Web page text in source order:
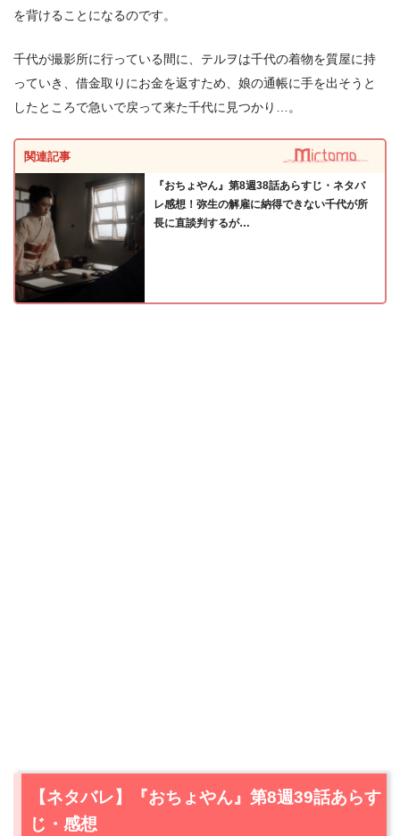
を背けることになるのです。
千代が撮影所に行っている間に、テルヲは千代の着物を質屋に持
っていき、借金取りにお金を返すため、娘の通帳に手を出そうと
したところで急いで戻って来た千代に見つかり…。
関連記事
『おちょやん』第8週38話あらすじ・ネタバ
レ感想！弥生の解雇に納得できない千代が所
長に直談判するが…
【ネタバレ】『おちょやん』第8週39話あらす
じ・感想